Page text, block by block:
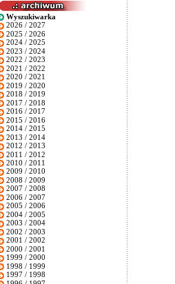
Wyszukiwarka
2026 / 2027
2025 / 2026
2024 / 2025
2023 / 2024
2022 / 2023
2021 / 2022
2020 / 2021
2019 / 2020
2018 / 2019
2017 / 2018
2016 / 2017
2015 / 2016
2014 / 2015
2013 / 2014
2012 / 2013
2011 / 2012
2010 / 2011
2009 / 2010
2008 / 2009
2007 / 2008
2006 / 2007
2005 / 2006
2004 / 2005
2003 / 2004
2002 / 2003
2001 / 2002
2000 / 2001
1999 / 2000
1998 / 1999
1997 / 1998